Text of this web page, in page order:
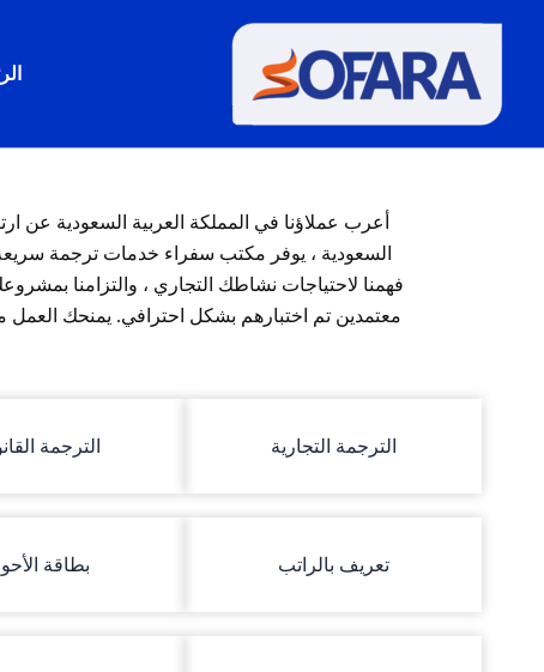
أعرب عملاؤنا في المملكة العربية السعودية
السعودية ، يوفر مكتب سفراء خدمات ترجمة
فهمنا لاحتياجات نشاطك التجاري ، والتزامنا
معتمدين تم اختبارهم بشكل احترافي. يمنحك
الترجمة التجارية الترجمة
تعريف بالراتب بطاقة